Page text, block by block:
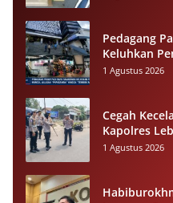
Pedagang
Keluhkan
Minta
1 Agustus 2026
Cegah
Kapolres
Rambu Lalu
1 Agustus 2026